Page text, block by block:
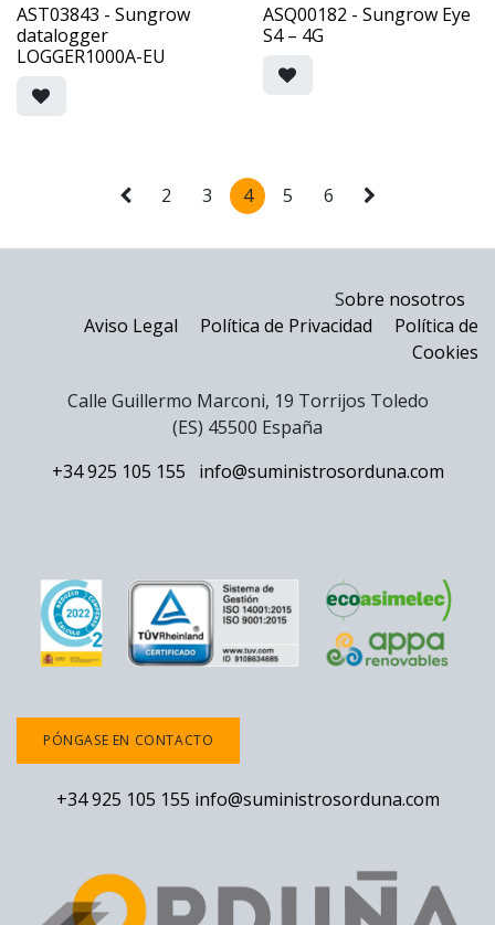
AST03843 - Sungrow
datalogger
LOGGER1000A-EU
ASQ00182 - Sungrow Eye
S4 – 4G
2 3 4 5 6
Sobre nosotros
Aviso Legal
Política de Privacidad
Política de
Cookies
Calle Guillermo Marconi, 19 Torrijos Toledo
(ES) 45500 España
+34 925 105 155
info@suministrosorduna.com
PÓNGASE EN CONTACTO
+34 925 105 155 info@suministrosorduna.com